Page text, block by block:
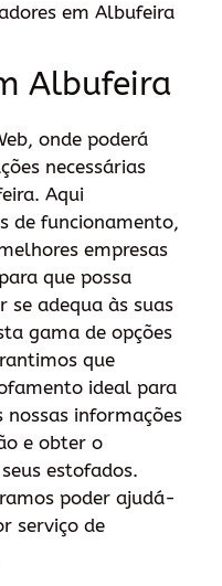
em Albufeira
Albufeira
onde poderá
necessárias
Aqui
de funcionamento,
empresas
que possa
se adequa às suas
gama de opções
que
ideal para
informações
e obter o
estofados.
poder ajudá-
serviço de